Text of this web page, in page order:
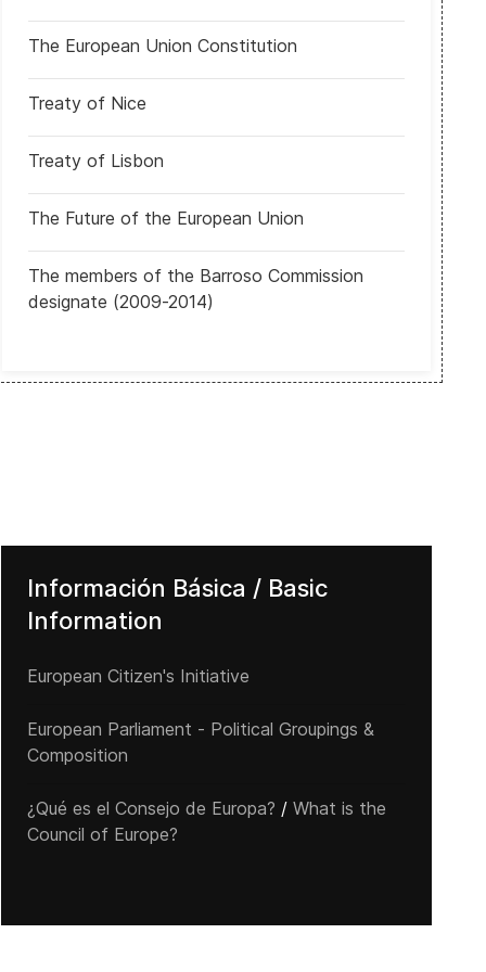
del paísConsejo Constitucional dictaminó que el presidente
The European Union Constitution
Treaty of Nice
Treaty of Lisbon
The Future of the European Union
The members of the Barroso Commission
designate (2009-2014)
Información Básica / Basic
Information
European Citizen's Initiative
European Parliament - Political Groupings &
Composition
¿Qué es el Consejo de Europa? / What is the
Council of Europe?